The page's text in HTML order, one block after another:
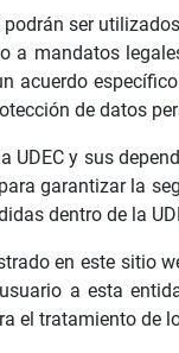
ser
a mandatos
acuerdo
de datos
UDEC y sus
garantizar la
dentro de la
en este sitio
a esta
el tratamiento de